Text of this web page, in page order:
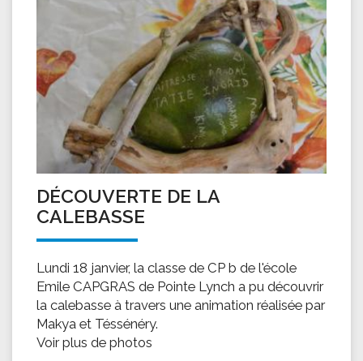
DÉCOUVERTE DE LA
CALEBASSE
Lundi 18 janvier, la classe de CP b de l'école
Emile CAPGRAS de Pointe Lynch a pu découvrir
la calebasse à travers une animation réalisée par
Makya et Téssénéry.
Voir plus de photos